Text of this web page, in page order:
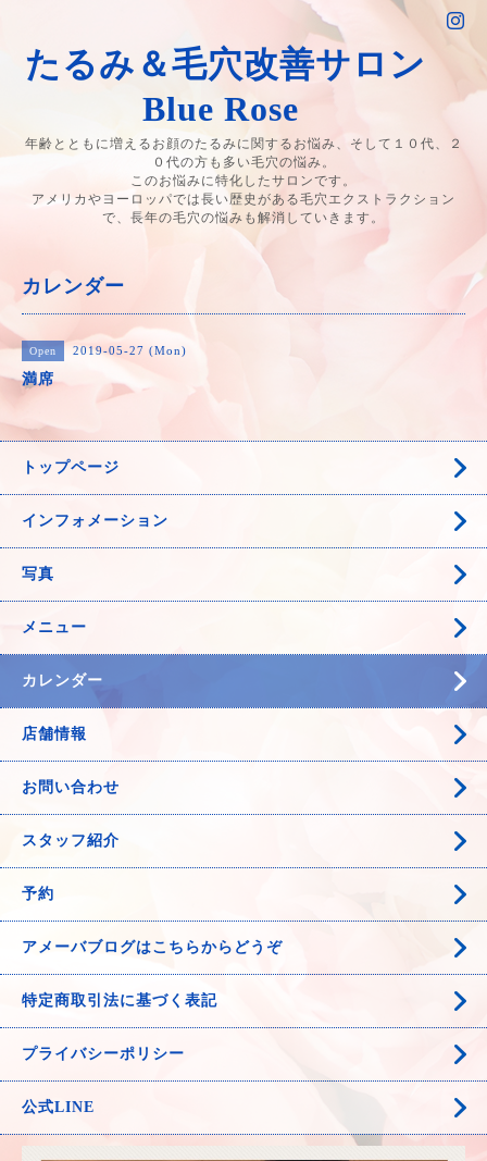
たるみ＆毛穴改善サロン
Blue Rose
年齢とともに増えるお顔のたるみに関するお悩み、そして１０代、２
０代の方も多い毛穴の悩み。
このお悩みに特化したサロンです。
アメリカやヨーロッパでは長い歴史がある毛穴エクストラクション
で、長年の毛穴の悩みも解消していきます。
カレンダー
Open 2019-05-27 (Mon)
満席
トップページ
インフォメーション
写真
メニュー
カレンダー
店舗情報
お問い合わせ
スタッフ紹介
予約
アメーバブログはこちらからどうぞ
特定商取引法に基づく表記
プライバシーポリシー
公式LINE